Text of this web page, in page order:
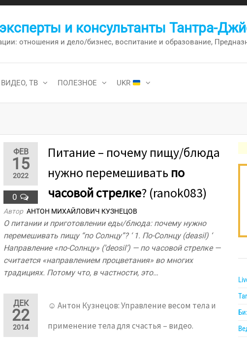
и консультанты Тантра-
отношения и дело/бизнес, воспитание и образование,
ВИДЕО, ТВ ПОЛЕЗНОЕ UKR
ФЕВ
15
2022
0
Питание – почему пищу/блюда
нужно перемешивать по
часовой стрелке? (ranok083)
Автор АНТОН МИХАЙЛОВИЧ КУЗНЕЦОВ
О питании и приготовлении еды/блюда: почему нужно
перемешивать пищу “по Солнцу”? ‘ 1. По-Солнцу (deasil) ‘
Направление «по-Солнцу» (‘deosil’) — по часовой стрелке —
считается «направлением процветания» во многих
традициях. Потому что, в частности, это…
ДЕК
22
2014
☺ Антон Кузнецов: Управление весом тела и
применение тела для счастья – видео.